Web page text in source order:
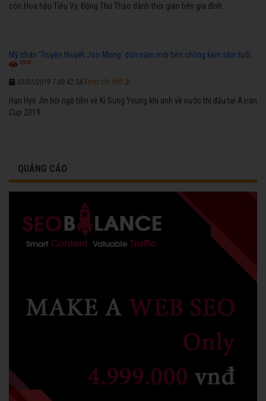
còn Hoa hậu Tiểu Vy, Đặng Thu Thảo dành thời gian bên gia đình.
Mỹ nhân 'Truyền thuyết Joo Mong' đón năm mới bên chồng kém tám tuổi
4508
03/01/2019 7:00:42 SA
Han Hye Jin hội ngộ tiền vệ Ki Sung Yeung khi anh về nước thi đấu tại Asian
Cup 2019.
Xem chi tiết
QUẢNG CÁO